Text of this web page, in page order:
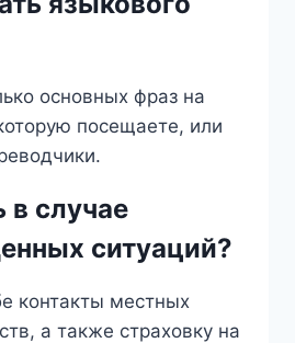
основных фраз на
посещаете, или
в случае
ситуаций?
контакты местных
а также страховку на